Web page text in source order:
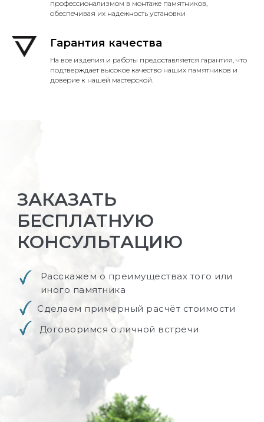
профессионализмом в монтаже памятников,
обеспечивая их надежность установки
Гарантия качества
На все изделия и работы предоставляется гарантия, что
подтверждает высокое качество наших памятников и
доверие к нашей мастерской.
ЗАКАЗАТЬ
БЕСПЛАТНУЮ
КОНСУЛЬТАЦИЮ
Расскажем о преимуществах того или
иного памятника
Сделаем примерный расчёт стоимости
Договоримся о личной встречи